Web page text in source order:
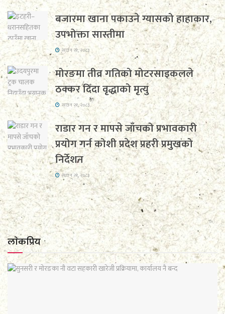
बजारमा खाना पकाउने ग्यासको हाहाकार,
उपभोक्ता सास्तीमा
साउन २१, २०८३
मोरङमा तीव्र गतिको मोटरसाइकलले
ठक्कर दिँदा वृद्धाको मृत्यु
साउन २१, २०८३
राडार गन र मापसे जाँचको प्रभावकारी
प्रयोग गर्न कोशी प्रदेश प्रहरी प्रमुखको
निर्देशन
साउन २१, २०८३
लाेकप्रिय